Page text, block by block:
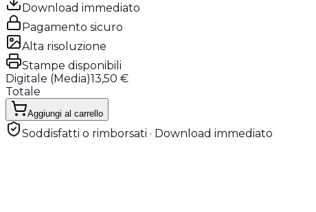
Download immediato
Pagamento sicuro
Alta risoluzione
Stampe disponibili
Digitale (Media)13,50 €
Totale
Aggiungi al carrello
Soddisfatti o rimborsati · Download immediato